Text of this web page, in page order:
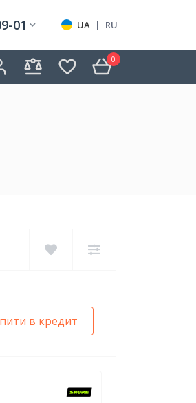
01 UA | RU
0
в кредит